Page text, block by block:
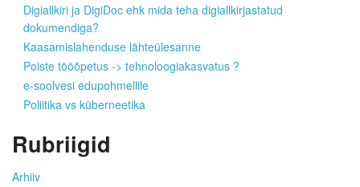
Digiallkiri ja DigiDoc ehk mida teha digiallkirjastatud
dokumendiga?
Kaasamislahenduse lähteülesanne
Poiste tööõpetus -> tehnoloogiakasvatus ?
e-soolvesi edupohmellile
Poliitika vs küberneetika
Rubriigid
Arhiiv